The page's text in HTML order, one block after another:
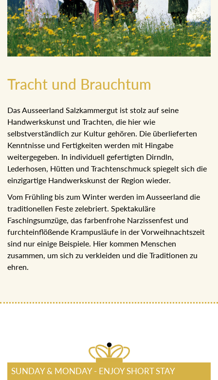
Tracht und Brauchtum
Das Ausseerland Salzkammergut ist stolz auf seine
Handwerkskunst und Trachten, die hier wie
selbstverständlich zur Kultur gehören. Die überlieferten
Kenntnisse und Fertigkeiten werden mit Hingabe
weitergegeben. In individuell gefertigten Dirndln,
Lederhosen, Hütten und Trachtenschmuck spiegelt sich die
einzigartige Handwerkskunst der Region wieder.
Vom Frühling bis zum Winter werden im Ausseerland die
traditionellen Feste zelebriert. Spektakuläre
Faschingsumzüge, das farbenfrohe Narzissenfest und
furchteinflößende Krampusläufe in der Vorweihnachtszeit
sind nur einige Beispiele. Hier kommen Menschen
zusammen, um sich zu verkleiden und die Traditionen zu
ehren.
SUNDAY & MONDAY - ENJOY SHORT STAY